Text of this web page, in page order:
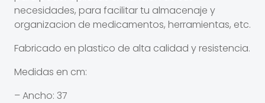
necesidades, para facilitar tu almacenaje y
organizacion de medicamentos, herramientas, etc.
Fabricado en plastico de alta calidad y resistencia.
Medidas en cm:
– Ancho: 37